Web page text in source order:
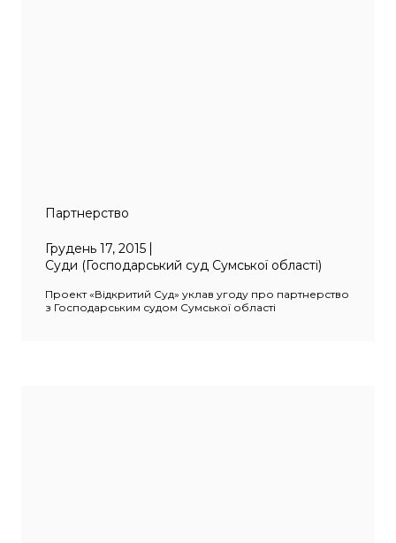
Партнерство
Грудень 17, 2015
Суди (Господарський суд Сумської області)
Проект «Відкритий Суд» уклав угоду про партнерство
з Господарським судом Сумської області